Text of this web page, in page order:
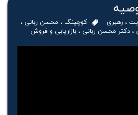
، رهبری کوچینگ ، محسن ربانی ،
، دکتر محسن ربانی ، بازاریابی و فروش